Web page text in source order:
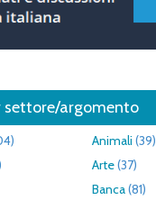
settore/argomento
Animali (39)
Arte(37)
Banca(81)